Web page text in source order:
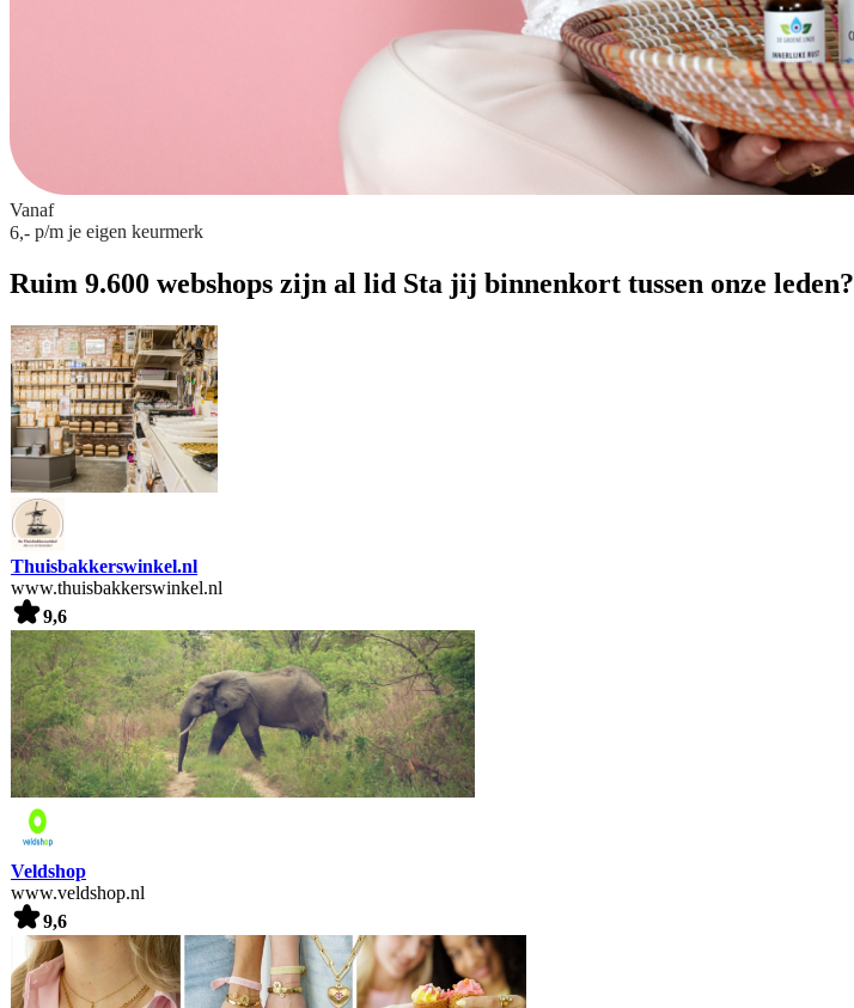
Vanaf
6,- p/m je eigen keurmerk
Ruim 9.600 webshops zijn al lid Sta jij binnenkort tussen onze leden?
Thuisbakkerswinkel.nl
www.thuisbakkerswinkel.nl
9,6
Veldshop
www.veldshop.nl
9,6